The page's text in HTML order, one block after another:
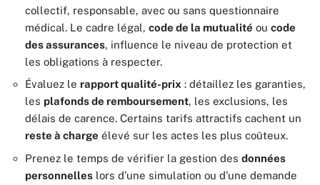
collectif, responsable, avec ou sans questionnaire
médical. Le cadre légal, code de la mutualité ou code
des assurances, influence le niveau de protection et
les obligations à respecter.
Évaluez le rapport qualité-prix : détaillez les garanties,
les plafonds de remboursement, les exclusions, les
délais de carence. Certains tarifs attractifs cachent un
reste à charge élevé sur les actes les plus coûteux.
Prenez le temps de vérifier la gestion des données
personnelles lors d’une simulation ou d’une demande